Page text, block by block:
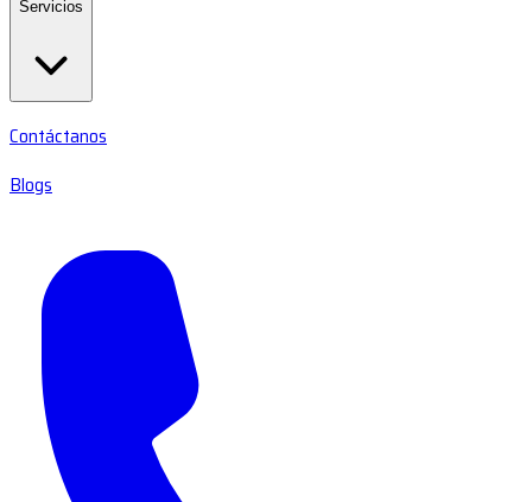
Servicios
Contáctanos
Blogs